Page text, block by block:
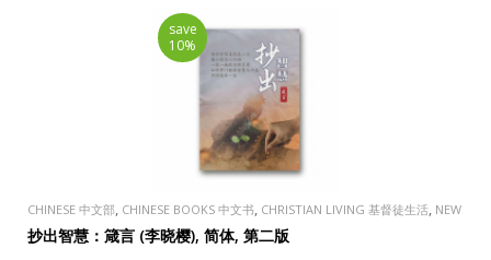
save
10%
CHINESE 中文部, CHINESE BOOKS 中文书, CHRISTIAN LIVING 基督徒生活, NEW
ARRIVALS 新品上架
抄出智慧：箴言 (李晓樱), 简体, 第二版